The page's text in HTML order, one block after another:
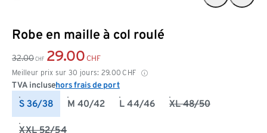
Robe en maille à col roulé
32.00 CHF 29.00 CHF
Meilleur prix sur 30 jours: 29.00 CHF
TVA inclusehors frais de port
S 36/38 M 40/42 L 44/46 XL 48/50
XXL 52/54